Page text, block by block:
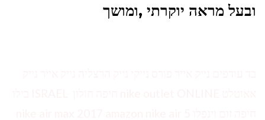
ובעל מראה יוקרתי ,ומושך